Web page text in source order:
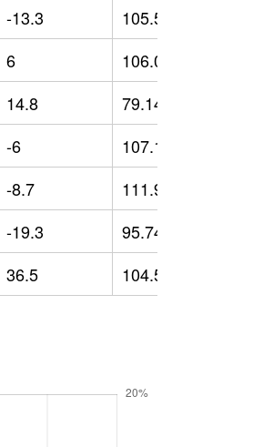
-13.3 105.54
6 106.01
14.8 79.14
-6 107.18
-8.7 111.96
-19.3 95.74
36.5 104.59